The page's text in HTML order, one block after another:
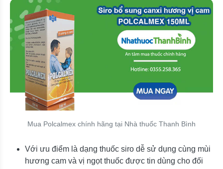
Mua Polcalmex chính hãng tại Nhà thuốc Thanh Bình
Với ưu điểm là dạng thuốc siro dễ sử dụng cùng mùi
hương cam và vị ngọt thuốc được tin dùng cho đối